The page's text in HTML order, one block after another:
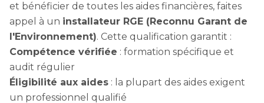
et bénéficier de toutes les aides financières, faites
appel à un installateur RGE (Reconnu Garant de
l'Environnement). Cette qualification garantit :
Compétence vérifiée : formation spécifique et
audit régulier
Éligibilité aux aides : la plupart des aides exigent
un professionnel qualifié